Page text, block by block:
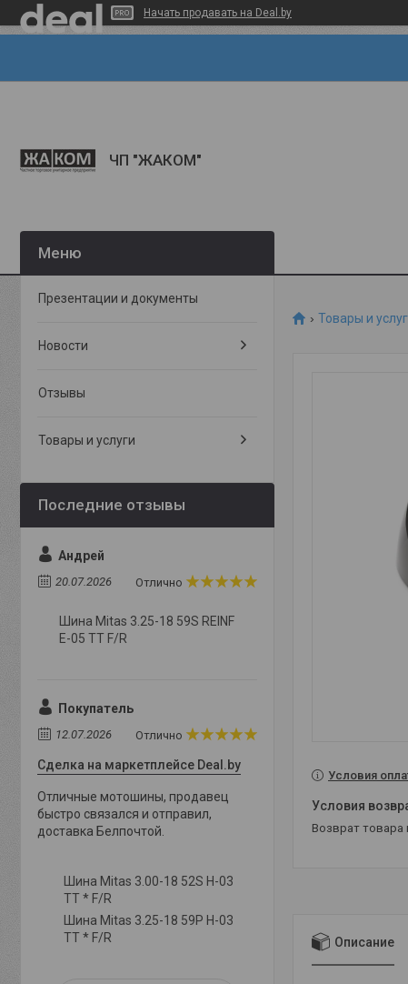
Начать продавать на Deal.by
ЧП "ЖАКОМ"
Товары и
Условия
возврат товара
Описание
Презентации и документы
Новости
Отзывы
Товары и услуги
Андрей
20.07.2026 Отлично
Шина Mitas 3.25-18 59S REINF
E-05 TT F/R
Покупатель
12.07.2026 Отлично
Сделка на маркетплейсе Deal.by
Отличные мотошины, продавец
быстро связался и отправил,
доставка Белпочтой.
Шина Mitas 3.00-18 52S H-03
TT * F/R
Шина Mitas 3.25-18 59P H-03
TT * F/R